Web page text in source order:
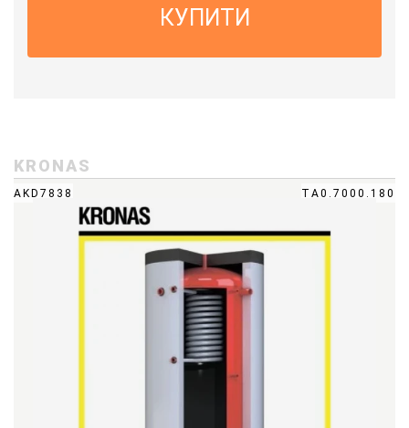
КУПИТИ
KRONAS
AKD7838 ТА0.7000.180